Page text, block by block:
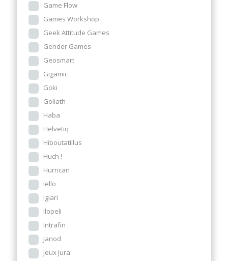
Game Flow
Games Workshop
Geek Attitude Games
Gender Games
Geosmart
Gigamic
Goki
Goliath
Haba
Helvetiq
Hiboutatillus
Huch !
Hurrican
Iello
Igiari
Ilopeli
Intrafin
Janod
Jeux Jura